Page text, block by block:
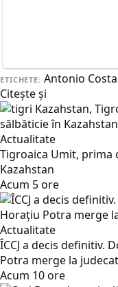
ETICHETE: Antonio Costa
Citește și
Actualitate
Tigroaica Umit, prima
Kazahstan
Acum 5 ore
Actualitate
ÎCCJ a decis definitiv.
Potra merge la
Acum 10 ore